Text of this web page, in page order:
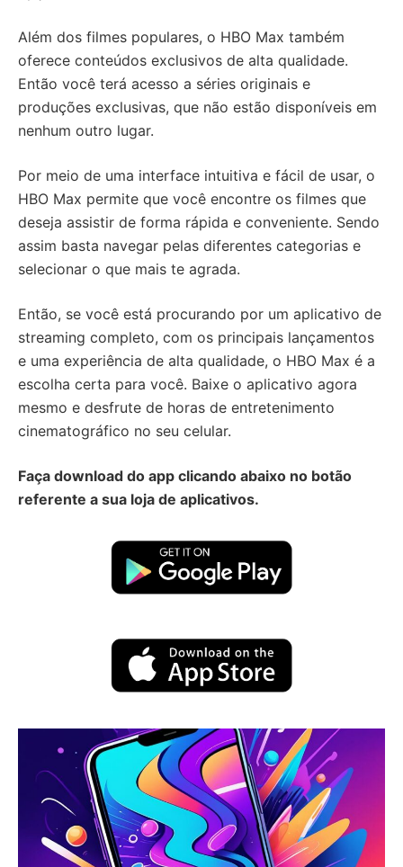
Além dos filmes populares, o HBO Max também
oferece conteúdos exclusivos de alta qualidade.
Então você terá acesso a séries originais e
produções exclusivas, que não estão disponíveis em
nenhum outro lugar.
Por meio de uma interface intuitiva e fácil de usar, o
HBO Max permite que você encontre os filmes que
deseja assistir de forma rápida e conveniente. Sendo
assim basta navegar pelas diferentes categorias e
selecionar o que mais te agrada.
Então, se você está procurando por um aplicativo de
streaming completo, com os principais lançamentos
e uma experiência de alta qualidade, o HBO Max é a
escolha certa para você. Baixe o aplicativo agora
mesmo e desfrute de horas de entretenimento
cinematográfico no seu celular.
Faça download do app clicando abaixo no botão
referente a sua loja de aplicativos.